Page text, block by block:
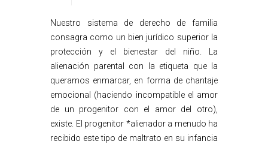
Nuestro sistema de derecho de familia
consagra como un bien jurídico superior la
protección y el bienestar del niño. La
alienación parental con la etiqueta que la
queramos enmarcar, en forma de chantaje
emocional (haciendo incompatible el amor
de un progenitor con el amor del otro),
existe. El progenitor *alienador a menudo ha
recibido este tipo de maltrato en su infancia